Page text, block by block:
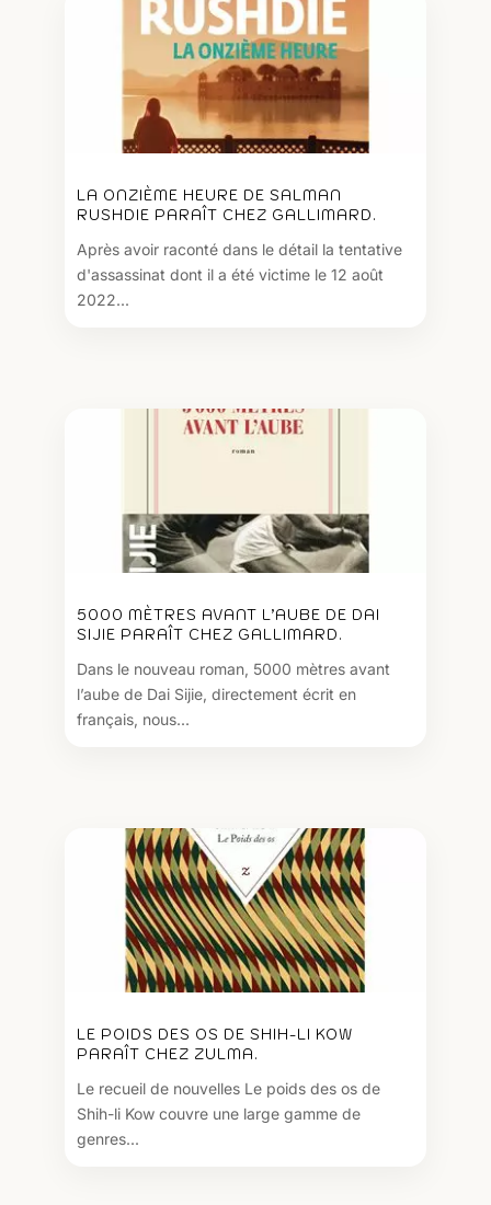
LA ONZIÈME HEURE DE SALMAN
RUSHDIE PARAÎT CHEZ GALLIMARD.
Après avoir raconté dans le détail la tentative
d'assassinat dont il a été victime le 12 août
2022...
5000 MÈTRES AVANT L’AUBE DE DAI
SIJIE PARAÎT CHEZ GALLIMARD.
Dans le nouveau roman, 5000 mètres avant
l’aube de Dai Sijie, directement écrit en
français, nous...
LE POIDS DES OS DE SHIH-LI KOW
PARAÎT CHEZ ZULMA.
Le recueil de nouvelles Le poids des os de
Shih-li Kow couvre une large gamme de
genres...